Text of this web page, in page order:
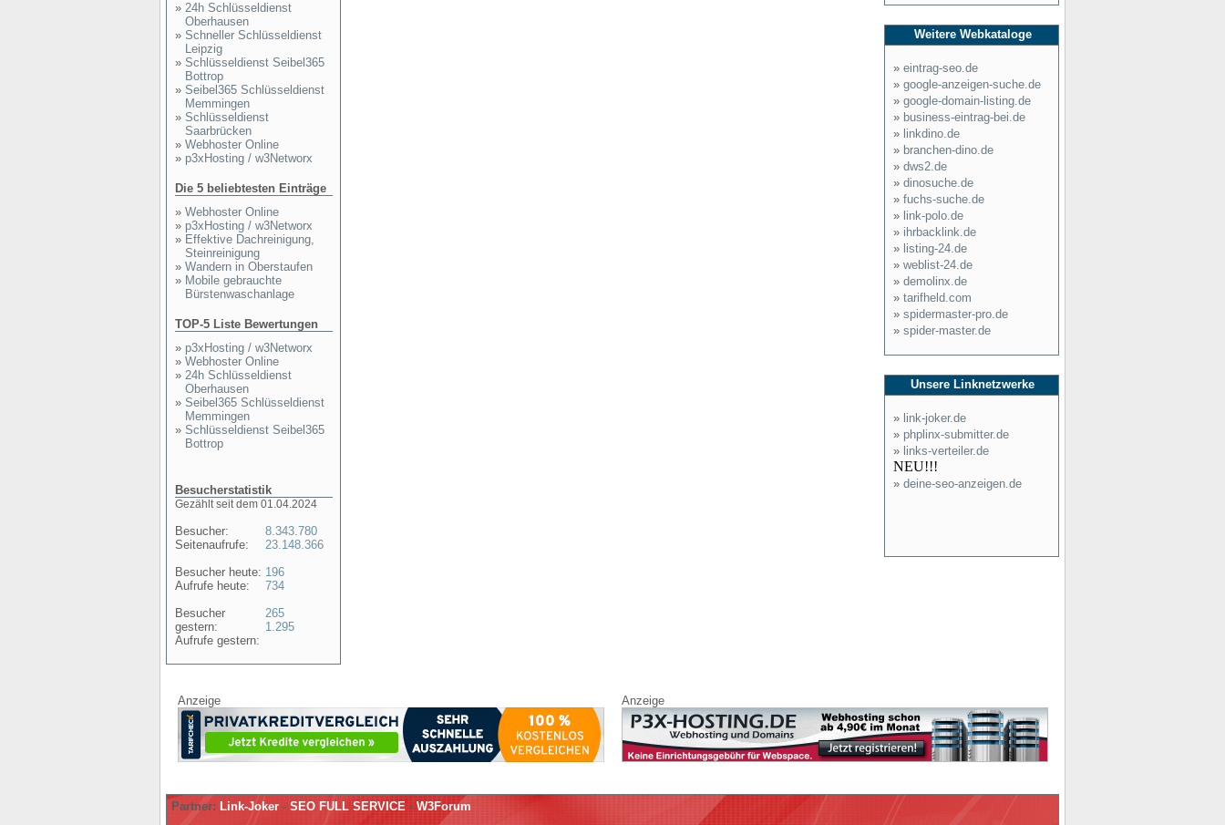
» 24h Schlüsseldienst
Oberhausen
» Schneller Schlüsseldienst
Leipzig
» Schlüsseldienst Seibel365
Bottrop
» Seibel365 Schlüsseldienst
Memmingen
» Schlüsseldienst
Saarbrücken
» Webhoster Online
» p3xHosting / w3Networx
Die 5 beliebtesten Einträge
» Webhoster Online
» p3xHosting / w3Networx
» Effektive Dachreinigung,
Steinreinigung
» Wandern in Oberstaufen
» Mobile gebrauchte
Bürstenwaschanlage
TOP-5 Liste Bewertungen
» p3xHosting / w3Networx
» Webhoster Online
» 24h Schlüsseldienst
Oberhausen
» Seibel365 Schlüsseldienst
Memmingen
» Schlüsseldienst Seibel365
Bottrop
Besucherstatistik
Gezählt seit dem 01.04.2024
Besucher:
Seitenaufrufe:
Besucher heute:
Aufrufe heute:
Besucher
gestern:
Aufrufe gestern:
8.343.780
23.148.366
196
734
265
1.295
Weitere Webkataloge
» eintrag-seo.de
» google-anzeigen-suche.de
» google-domain-listing.de
» business-eintrag-bei.de
» linkdino.de
» branchen-dino.de
» dws2.de
» dinosuche.de
» fuchs-suche.de
» link-polo.de
» ihrbacklink.de
» listing-24.de
» weblist-24.de
» demolinx.de
» tarifheld.com
» spidermaster-pro.de
» spider-master.de
Unsere Linknetzwerke
» link-joker.de
» phplinx-submitter.de
» links-verteiler.de
NEU!!!
» deine-seo-anzeigen.de
Anzeige Anzeige
Partner: Link-Joker - SEO FULL SERVICE - W3Forum